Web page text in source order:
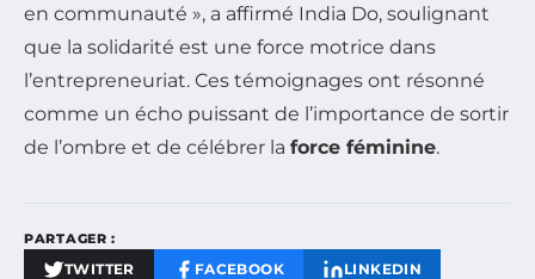
en communauté », a affirmé India Do, soulignant
que la solidarité est une force motrice dans
l’entrepreneuriat. Ces témoignages ont résonné
comme un écho puissant de l’importance de sortir
de l’ombre et de célébrer la force féminine.
PARTAGER :
TWITTER FACEBOOK LINKEDIN